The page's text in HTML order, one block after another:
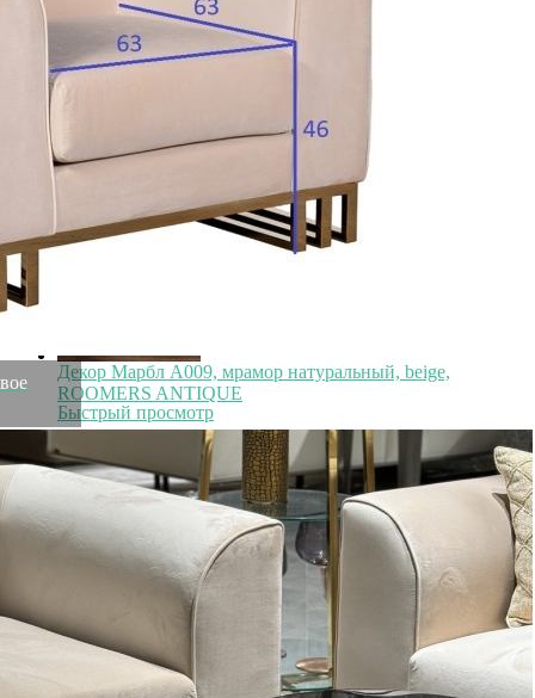
Стеллаж 79*24*234(374)см (TT-00016122)
Быстрый просмотр
110 400₽
Декор Марбл A009, мрамор натуральный, beige,
ROOMERS ANTIQUE
Быстрый просмотр
Стол приставной 16582-85, металл, Bronze, ROOMERS
FURNITURE
Быстрый просмотр